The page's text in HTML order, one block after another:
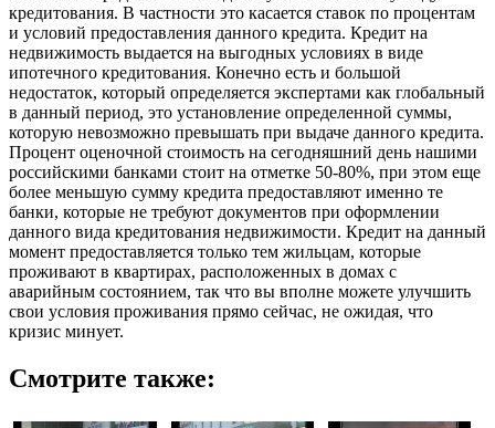
кредитования. В частности это касается ставок по процентам
и условий предоставления данного кредита. Кредит на
недвижимость выдается на выгодных условиях в виде
ипотечного кредитования. Конечно есть и большой
недостаток, который определяется экспертами как глобальный
в данный период, это установление определенной суммы,
которую невозможно превышать при выдаче данного кредита.
Процент оценочной стоимость на сегодняшний день нашими
российскими банками стоит на отметке 50-80%, при этом еще
более меньшую сумму кредита предоставляют именно те
банки, которые не требуют документов при оформлении
данного вида кредитования недвижимости. Кредит на данный
момент предоставляется только тем жильцам, которые
проживают в квартирах, расположенных в домах с
аварийным состоянием, так что вы вполне можете улучшить
свои условия проживания прямо сейчас, не ожидая, что
кризис минует.
Смотрите также: